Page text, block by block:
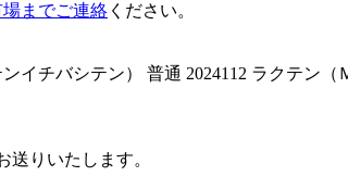
までご連絡 ください。
イチバシテン） 普通 2024112 ラクテン（
りいたします。